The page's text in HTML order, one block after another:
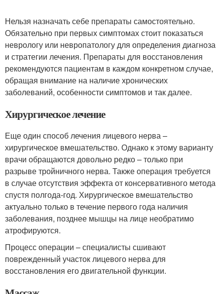
Нельзя назначать себе препараты самостоятельно.
Обязательно при первых симптомах стоит показаться
неврологу или невропатологу для определения диагноза
и стратегии лечения. Препараты для восстановления
рекомендуются пациентам в каждом конкретном случае,
обращая внимание на наличие хронических
заболеваний, особенности симптомов и так далее.
Хирургическое лечение
Еще один способ лечения лицевого нерва –
хирургическое вмешательство. Однако к этому варианту
врачи обращаются довольно редко – только при
разрыве тройничного нерва. Также операция требуется
в случае отсутствия эффекта от консервативного метода
спустя полгода-год. Хирургическое вмешательство
актуально только в течение первого года наличия
заболевания, позднее мышцы на лице необратимо
атрофируются.
Процесс операции – специалисты сшивают
поврежденный участок лицевого нерва для
восстановления его двигательной функции.